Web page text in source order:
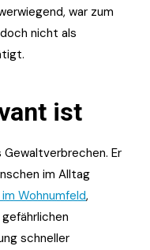
war zum
nicht als
ist
Er
im Alltag
Wohnumfeld,
schneller